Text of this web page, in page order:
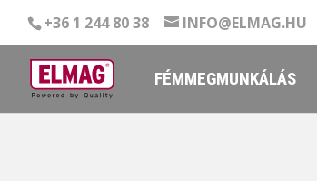
+36 1 244 80 38 INFO@ELMAG.HU
FÉMMEGMUNKÁLÁS